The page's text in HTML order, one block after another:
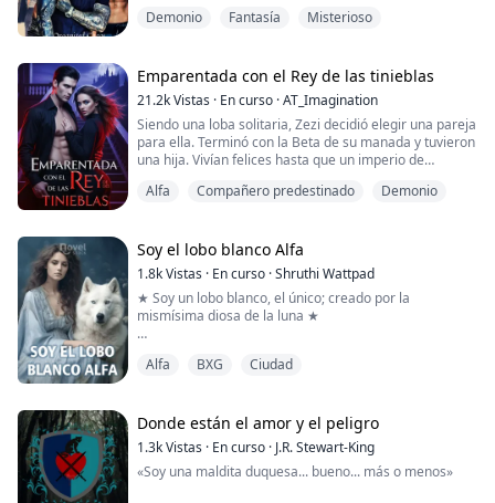
algo que distrajera menos, pero tu cuerpo
pecho, con las mejillas enrojecidas.
«¿Qué quieres?» Dijo que hacía todo lo posible por
parecer enojada.
«No... supongo que no, quizás por eso te eligieron para
Demonio Fantasía Misterioso
Emparentada con el Rey de las tinieblas
21.2kVistas · En curso ·AT_Imagination
Siendo una loba solitaria, Zezi decidió elegir una pareja
para ella. Terminó con la Beta de su manada y tuvieron
una hija. Vivían felices hasta que un imperio de
resurgió y comenzó a atacar masivamente a los
Su alfa, el rey de todos los hombres lobo de Teeland,
decidió luchar contra ellos, pero pronto se dio cuenta
de que los vampiros ...
Alfa Compañero predestinado Demonio
Soy el lobo blanco Alfa
1.8kVistas · En curso ·Shruthi Wattpad
★ Soy un lobo blanco, el único; creado por la
mismísima diosa de la luna ★
«¿Por qué?» me preguntó, su tono parecía tranquilo,
esperanza de que lo entendiera, pero para mi
asombro, sus ojos estaban oscuros ahora y apretaba
las palmas de las manos con un puño cerr...
Alfa BXG Ciudad
Donde están el amor y el peligro
1.3kVistas · En curso · J.R. Stewart-King
«Soy una maldita duquesa... bueno... más o menos»